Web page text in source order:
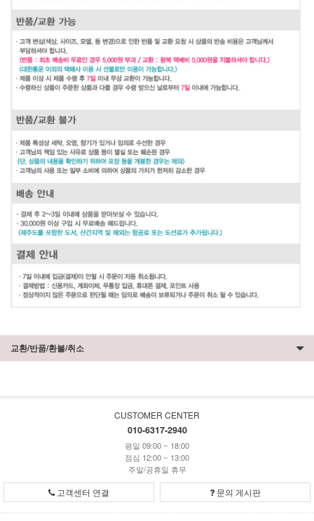
교환/반품/환불/취소
CUSTOMER CENTER
010-6317-2940
평일 09:00 ~ 18:00
점심 12:00 ~ 13:00
주말/공휴일 휴무
고객센터 연결 문의 게시판